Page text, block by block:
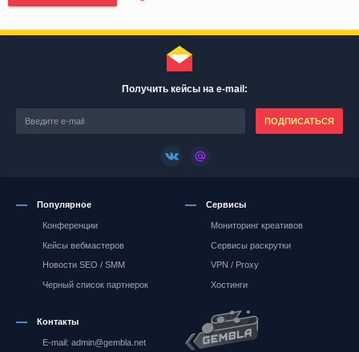
Получить кейсы на e-mail:
ПОДПИСАТЬСЯ
Популярное
Конференции
Кейсы вебмастеров
Новости SEO / SMM
Черный список партнерок
Сервисы
Мониторинг креативов
Сервисы раскрутки
VPN / Proxy
Хостинги
Контакты
E-mail: admin@gembla.net